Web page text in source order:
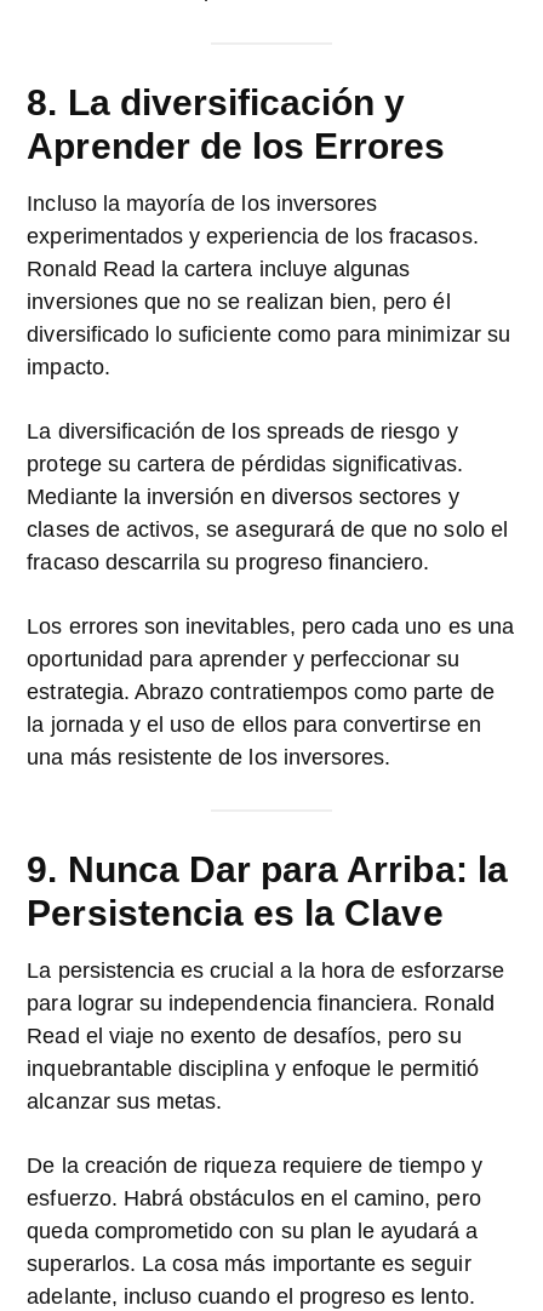
8. La diversificación y
Aprender de los Errores
Incluso la mayoría de los inversores
experimentados y experiencia de los fracasos.
Ronald Read la cartera incluye algunas
inversiones que no se realizan bien, pero él
diversificado lo suficiente como para minimizar su
impacto.
La diversificación de los spreads de riesgo y
protege su cartera de pérdidas significativas.
Mediante la inversión en diversos sectores y
clases de activos, se asegurará de que no solo el
fracaso descarrila su progreso financiero.
Los errores son inevitables, pero cada uno es una
oportunidad para aprender y perfeccionar su
estrategia. Abrazo contratiempos como parte de
la jornada y el uso de ellos para convertirse en
una más resistente de los inversores.
9. Nunca Dar para Arriba: la
Persistencia es la Clave
La persistencia es crucial a la hora de esforzarse
para lograr su independencia financiera. Ronald
Read el viaje no exento de desafíos, pero su
inquebrantable disciplina y enfoque le permitió
alcanzar sus metas.
De la creación de riqueza requiere de tiempo y
esfuerzo. Habrá obstáculos en el camino, pero
queda comprometido con su plan le ayudará a
superarlos. La cosa más importante es seguir
adelante, incluso cuando el progreso es lento.